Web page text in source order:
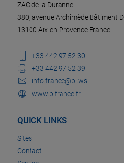
ZAC de la Duranne
380, avenue Archimède Bâtiment D
13100 Aix-en-Provence France
+33 442 97 52 30
+33 442 97 52 39
info.france@pi.ws
www.pifrance.fr
QUICK LINKS
Sites
Contact